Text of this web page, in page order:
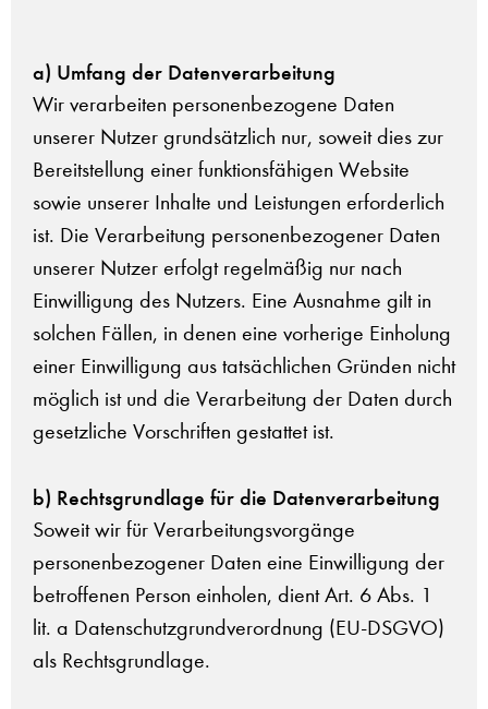
a) Umfang der Datenverarbeitung
Wir verarbeiten personenbezogene Daten
unserer Nutzer grundsätzlich nur, soweit dies zur
Bereitstellung einer funktionsfähigen Website
sowie unserer Inhalte und Leistungen erforderlich
ist. Die Verarbeitung personenbezogener Daten
unserer Nutzer erfolgt regelmäßig nur nach
Einwilligung des Nutzers. Eine Ausnahme gilt in
solchen Fällen, in denen eine vorherige Einholung
einer Einwilligung aus tatsächlichen Gründen nicht
möglich ist und die Verarbeitung der Daten durch
gesetzliche Vorschriften gestattet ist.
b) Rechtsgrundlage für die Datenverarbeitung
Soweit wir für Verarbeitungsvorgänge
personenbezogener Daten eine Einwilligung der
betroffenen Person einholen, dient Art. 6 Abs. 1
lit. a Datenschutzgrundverordnung (EU-DSGVO)
als Rechtsgrundlage.